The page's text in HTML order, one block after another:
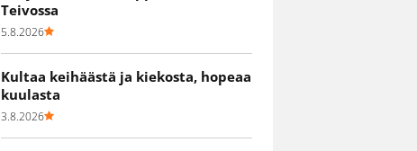
Teivossa
5.8.2026
Kultaa keihäästä ja kiekosta, hopeaa
kuulasta
3.8.2026